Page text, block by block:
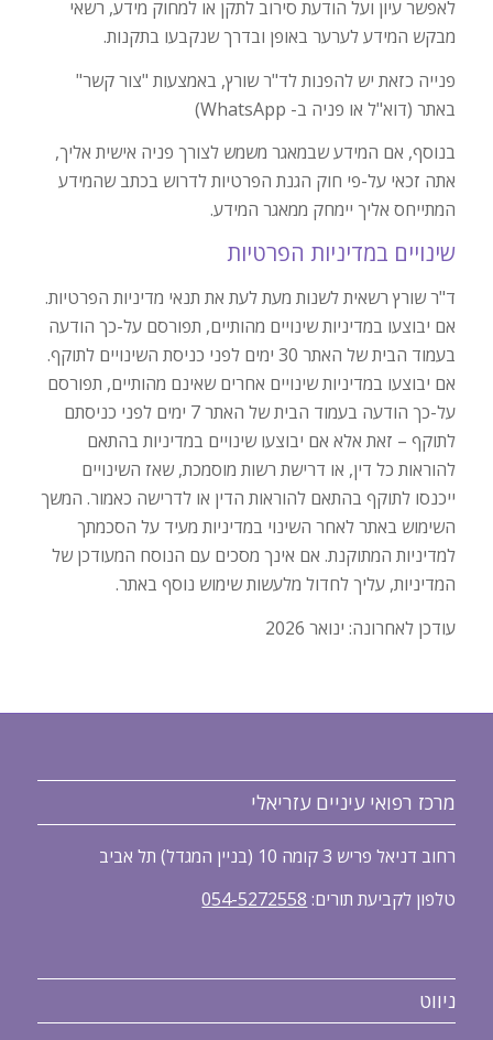
לאפשר עיון ועל הודעת סירוב לתקן או למחוק מידע, רשאי
מבקש המידע לערער באופן ובדרך שנקבעו בתקנות.
פנייה כזאת יש להפנות לד"ר שורץ, באמצעות "צור קשר"
באתר (דוא"ל או פניה ב- WhatsApp)
בנוסף, אם המידע שבמאגר משמש לצורך פניה אישית אליך,
אתה זכאי על-פי חוק הגנת הפרטיות לדרוש בכתב שהמידע
המתייחס אליך יימחק ממאגר המידע.
שינויים במדיניות הפרטיות
ד"ר שורץ רשאית לשנות מעת לעת את תנאי מדיניות הפרטיות.
אם יבוצעו במדיניות שינויים מהותיים, תפורסם על-כך הודעה
בעמוד הבית של האתר 30 ימים לפני כניסת השינויים לתוקף.
אם יבוצעו במדיניות שינויים אחרים שאינם מהותיים, תפורסם
על-כך הודעה בעמוד הבית של האתר 7 ימים לפני כניסתם
לתוקף – זאת אלא אם יבוצעו שינויים במדיניות בהתאם
להוראות כל דין, או דרישת רשות מוסמכת, שאז השינויים
ייכנסו לתוקף בהתאם להוראות הדין או לדרישה כאמור. המשך
השימוש באתר לאחר השינוי במדיניות מעיד על הסכמתך
למדיניות המתוקנת. אם אינך מסכים עם הנוסח המעודכן של
המדיניות, עליך לחדול מלעשות שימוש נוסף באתר.
עודכן לאחרונה: ינואר 2026
מרכז רפואי עיניים עזריאלי
רחוב דניאל פריש 3 קומה 10 (בניין המגדל) תל אביב
טלפון לקביעת תורים: 054-5272558
ניווט